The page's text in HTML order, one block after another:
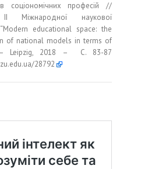
соціономічних професій //
Міжнародної наукової
“Modern educational space: the
of national models in terms of
– Leipzig, 2018 – C. 83-87
28792